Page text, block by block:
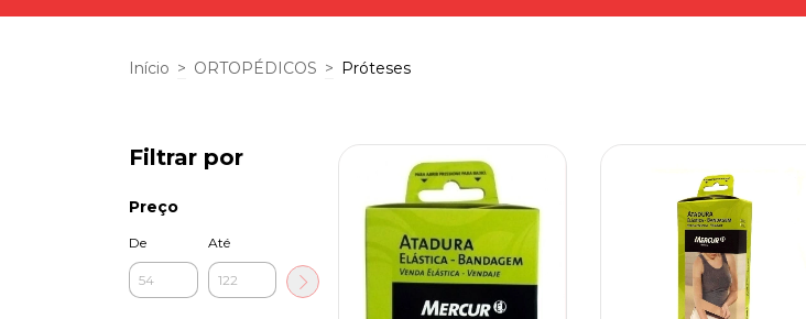
Início > ORTOPÉDICOS > Próteses
Filtrar por
Preço
De Até